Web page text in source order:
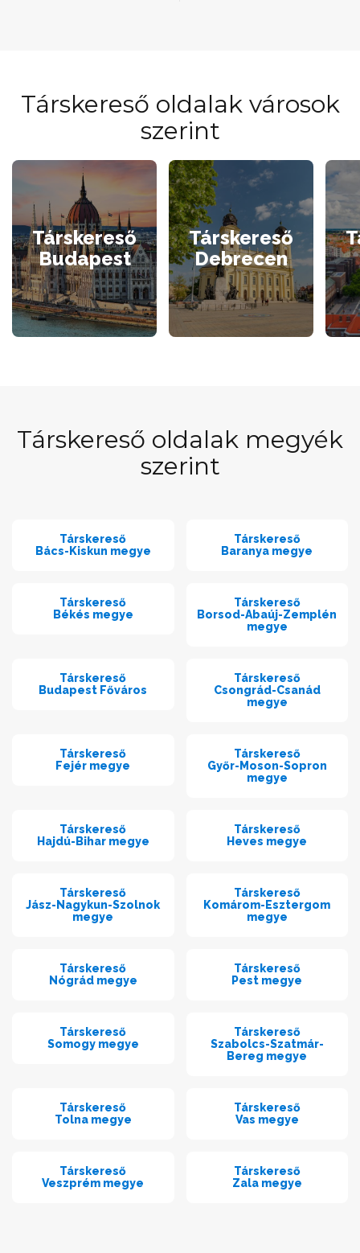
Társkereső oldalak városok
szerint
Társkereső
Budapest
Társkereső
Debrecen
Társkereső oldalak megyék
szerint
Társkereső
Bács-Kiskun megye
Társkereső
Baranya megye
Társkereső
Békés megye
Társkereső
Borsod-Abaúj-Zemplén
megye
Társkereső
Budapest Főváros
Társkereső
Csongrád-Csanád
megye
Társkereső
Fejér megye
Társkereső
Győr-Moson-Sopron
megye
Társkereső
Hajdú-Bihar megye
Társkereső
Heves megye
Társkereső
Jász-Nagykun-Szolnok
megye
Társkereső
Komárom-Esztergom
megye
Társkereső
Nógrád megye
Társkereső
Pest megye
Társkereső
Somogy megye
Társkereső
Szabolcs-Szatmár-
Bereg megye
Társkereső
Tolna megye
Társkereső
Vas megye
Társkereső
Veszprém megye
Társkereső
Zala megye